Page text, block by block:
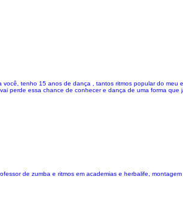
tenho 15 anos de dança , tantos ritmos popular do
perde essa chance de conhecer e dança de uma forma que
de zumba e ritmos em academias e herbalife,